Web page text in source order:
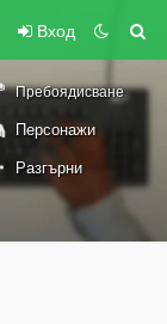
Вход
Пребоядисване
Персонажи
Разгърни